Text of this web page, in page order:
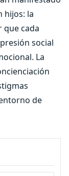
hijos: la
que cada
social
La
de